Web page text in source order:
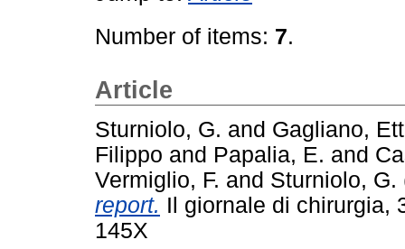
Number of items: 7.
Article
Sturniolo, G. and Gagliano,
Filippo and Papalia, E. and
Vermiglio, F. and Sturniolo, G.
report. Il giornale di chirurgia,
145X